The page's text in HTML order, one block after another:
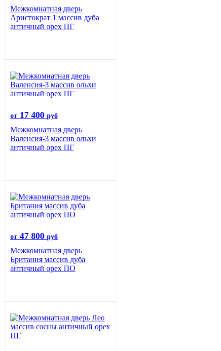
Межкомнатная дверь
Аристократ 1 массив дуба
античный орех ПГ
от 17 400 руб
Межкомнатная дверь
Валенсия-3 массив ольхи
античный орех ПГ
от 47 800 руб
Межкомнатная дверь
Британия массив дуба
античный орех ПО